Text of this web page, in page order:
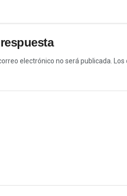
electrónico no será publicada.